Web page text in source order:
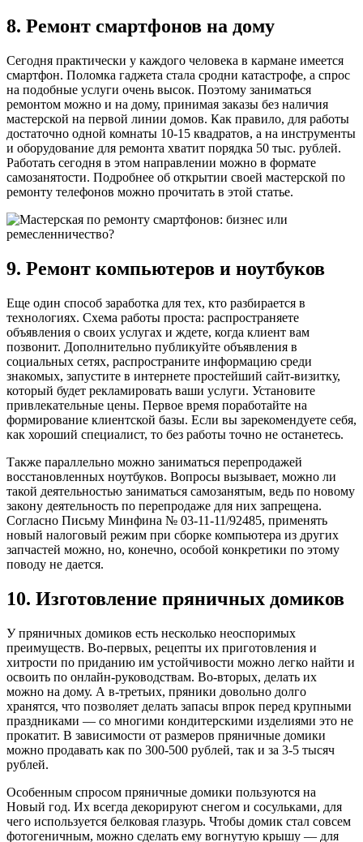
8. Ремонт смартфонов на дому
Сегодня практически у каждого человека в кармане имеется
смартфон. Поломка гаджета стала сродни катастрофе, а спрос
на подобные услуги очень высок. Поэтому заниматься
ремонтом можно и на дому, принимая заказы без наличия
мастерской на первой линии домов. Как правило, для работы
достаточно одной комнаты 10-15 квадратов, а на инструменты
и оборудование для ремонта хватит порядка 50 тыс. рублей.
Работать сегодня в этом направлении можно в формате
самозанятости. Подробнее об открытии своей мастерской по
ремонту телефонов можно прочитать в этой статье.
9. Ремонт компьютеров и ноутбуков
Еще один способ заработка для тех, кто разбирается в
технологиях. Схема работы проста: распространяете
объявления о своих услугах и ждете, когда клиент вам
позвонит. Дополнительно публикуйте объявления в
социальных сетях, распространите информацию среди
знакомых, запустите в интернете простейший сайт-визитку,
который будет рекламировать ваши услуги. Установите
привлекательные цены. Первое время поработайте на
формирование клиентской базы. Если вы зарекомендуете себя,
как хороший специалист, то без работы точно не останетесь.
Также параллельно можно заниматься перепродажей
восстановленных ноутбуков. Вопросы вызывает, можно ли
такой деятельностью заниматься самозанятым, ведь по новому
закону деятельность по перепродаже для них запрещена.
Согласно Письму Минфина № 03-11-11/92485, применять
новый налоговый режим при сборке компьютера из других
запчастей можно, но, конечно, особой конкретики по этому
поводу не дается.
10. Изготовление пряничных домиков
У пряничных домиков есть несколько неоспоримых
преимуществ. Во-первых, рецепты их приготовления и
хитрости по приданию им устойчивости можно легко найти и
освоить по онлайн-руководствам. Во-вторых, делать их
можно на дому. А в-третьих, пряники довольно долго
хранятся, что позволяет делать запасы впрок перед крупными
праздниками — со многими кондитерскими изделиями это не
прокатит. В зависимости от размеров пряничные домики
можно продавать как по 300-500 рублей, так и за 3-5 тысяч
рублей.
Особенным спросом пряничные домики пользуются на
Новый год. Их всегда декорируют снегом и сосульками, для
чего используется белковая глазурь. Чтобы домик стал совсем
фотогеничным, можно сделать ему вогнутую крышу — для